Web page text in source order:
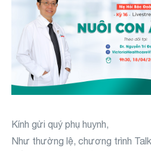
Kính gửi quý phụ huynh,
Như thường lệ, chương trình